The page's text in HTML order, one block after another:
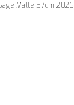
Matte 57cm 2026